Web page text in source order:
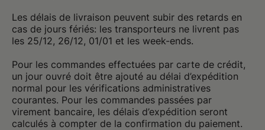
Les délais de livraison peuvent subir des retards en
cas de jours fériés: les transporteurs ne livrent pas
les 25/12, 26/12, 01/01 et les week-ends.
Pour les commandes effectuées par carte de crédit,
un jour ouvré doit être ajouté au délai d’expédition
normal pour les vérifications administratives
courantes. Pour les commandes passées par
virement bancaire, les délais d’expédition seront
calculés à compter de la confirmation du paiement.